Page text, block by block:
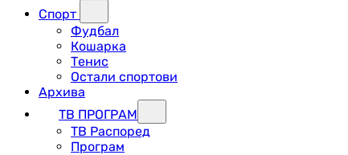
Спорт
Фудбал
Кошарка
Тенис
Остали спортови
Архива
ТВ ПРОГРАМ
ТВ Распоред
Програм